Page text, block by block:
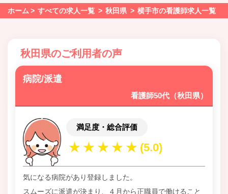
ホーム すべての求人一覧 秋田県 横手市の看護師求人一覧
秋田県のご利用者の声
病院/派遣
看護師50代（秋田県）
満足度・総合評価
気になる病院があり登録しました。
スムーズに派遣が決まり、４月から正職員で働けること